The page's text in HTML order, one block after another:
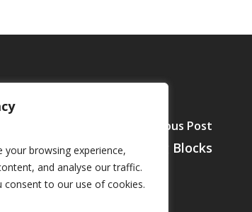
your browsing experience,
and analyse our traffic.
consent to our use of cookies.
Previous Post
de Building Blocks